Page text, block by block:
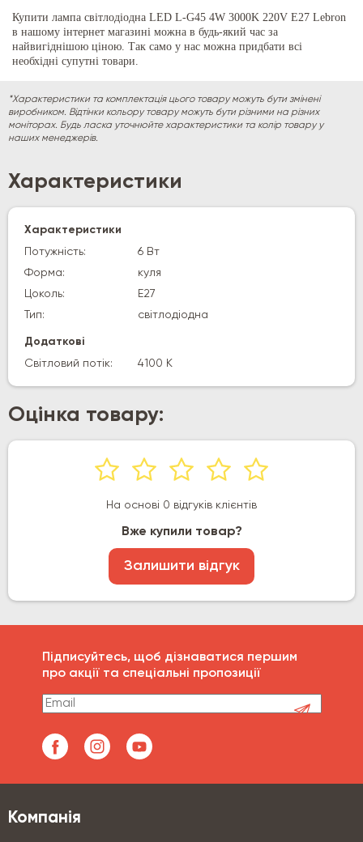
Купити лампа світлодіодна LED L-G45 4W 3000K 220V E27 Lebron
в нашому інтернет магазині можна в будь-який час за
найвигіднішою ціною. Так само у нас можна придбати всі
необхідні супутні товари.
*Характеристики та комплектація цього товару можуть бути змінені
виробником. Відтінки кольору товару можуть бути різними на різних
моніторах. Будь ласка уточнюйте характеристики та колір товару у
наших менеджерів.
Характеристики
Характеристики
Потужність:
6 Вт
Форма:
куля
Цоколь:
E27
Тип:
світлодіодна
Додаткові
Світловий потік:
4100 К
Оцінка товару:
На основі 0 відгуків клієнтів
Вже купили товар?
Залишити відгук
Підписуйтесь, щоб дізнаватися першим
про акції та спеціальні пропозиції
Компанія